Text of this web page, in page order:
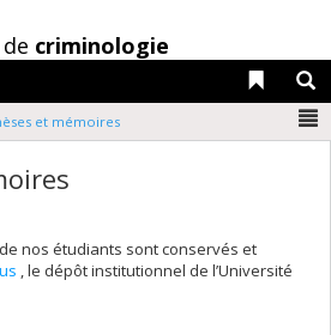
criminologie
Liens
et mémoires
nos étudiants sont conservés et
, le dépôt institutionnel de l’Université